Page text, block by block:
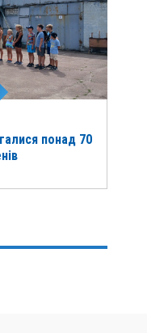
понад 70